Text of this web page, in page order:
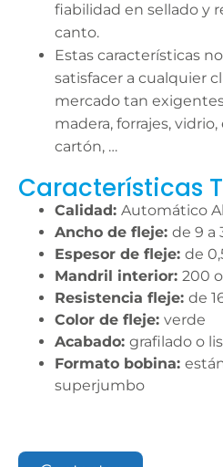
fiabilidad en sellado y
canto.
Estas características
satisfacer a cualquier
mercado tan
madera, forrajes,
cartón, …
Características
Calidad: Automático
Ancho de fleje: de 9 a
Espesor de fleje: de
Mandril interior: 200
Resistencia fleje: de
Color de fleje: verde
Acabado: grafilado o
Formato bobina:
superjumbo